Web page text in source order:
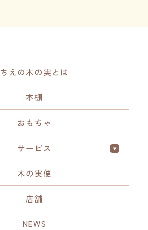
ちえの木の実とは
本棚
おもちゃ
サービス
木の実便
店舗
NEWS